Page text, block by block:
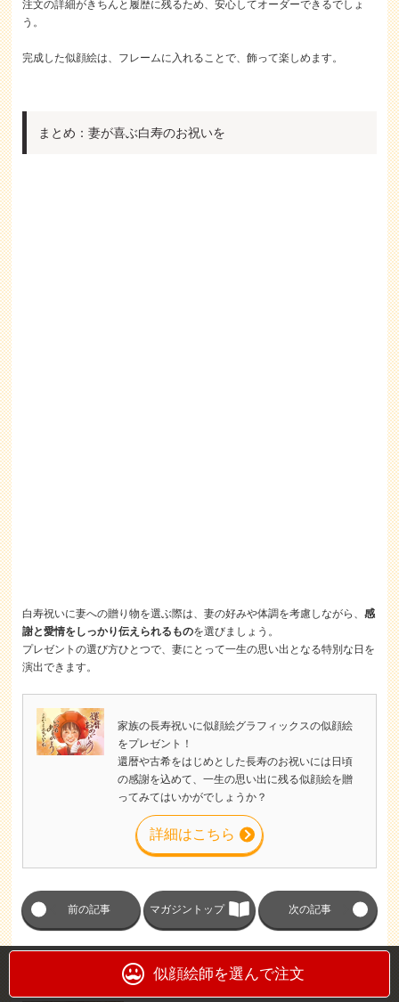
注文の詳細がきちんと履歴に残るため、安心してオーダーできるでしょ
う。
完成した似顔絵は、フレームに入れることで、飾って楽しめます。
まとめ：妻が喜ぶ白寿のお祝いを
白寿祝いに妻への贈り物を選ぶ際は、妻の好みや体調を考慮しながら、感
謝と愛情をしっかり伝えられるものを選びましょう。
プレゼントの選び方ひとつで、妻にとって一生の思い出となる特別な日を
演出できます。
家族の長寿祝いに似顔絵グラフィックスの似顔絵
をプレゼント！
還暦や古希をはじめとした長寿のお祝いには日頃
の感謝を込めて、一生の思い出に残る似顔絵を贈
ってみてはいかがでしょうか？
詳細はこちら
前の記事 マガジントップ 次の記事
似顔絵師を選んで注文